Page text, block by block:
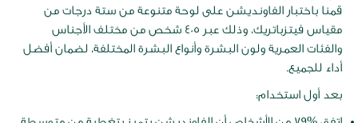
قمنا باختبار الفاونديشن على لوحة متنوعة من ستة درجات من
مقياس فيتزباتريك، وذلك عبر 405 شخص من مختلف الأجناس
والفئات العمرية ولون البشرة وأنواع البشرة المختلفة، لضمان أفضل
أداء للجميع.
بعد أول استخدام: